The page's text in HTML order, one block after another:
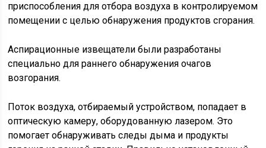
приспособления для отбора воздуха в контролируемом
помещении с целью обнаружения продуктов сгорания.
Аспирационные извещатели были разработаны
специально для раннего обнаружения очагов
возгорания.
Поток воздуха, отбираемый устройством, попадает в
оптическую камеру, оборудованную лазером. Это
помогает обнаруживать следы дыма и продукты